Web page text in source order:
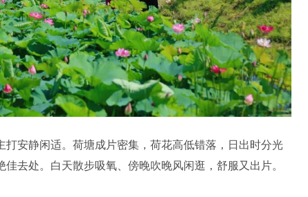
打安静闲适。荷塘成片密集，荷花高低错落，日出时分光
去处。白天散步吸氧、傍晚吹晚风闲逛，舒服又出片。